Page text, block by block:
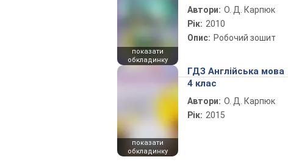
показати
обкладинку
Автори: О. Д. Карпюк
Рік: 2010
Опис: Робочий зошит
показати
обкладинку
ГДЗ Англійська мова
4 клас
Автори: О. Д. Карпюк
Рік: 2015